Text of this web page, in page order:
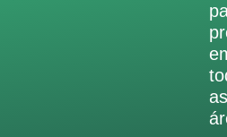
as